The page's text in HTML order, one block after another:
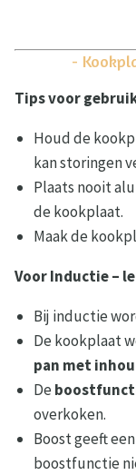
-
Tips voor
Houd de
kan storingen
Plaats nooit
de kookplaat.
Maak de
Voor Inductie –
Bij inductie
De kookplaat
pan met
De
overkoken.
Boost geeft
boostfunctie